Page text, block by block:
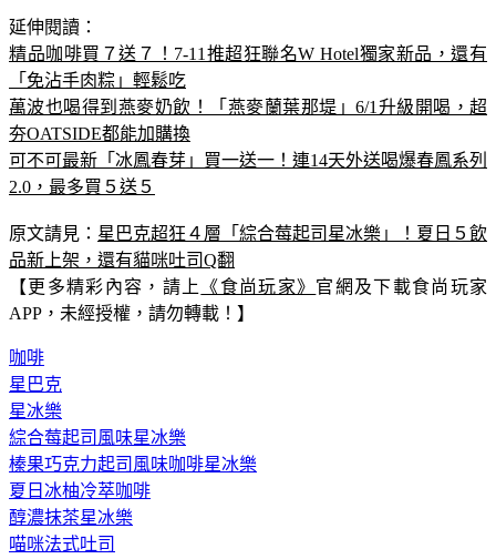
延伸閱讀：
精品咖啡買７送７！7-11推超狂聯名W Hotel獨家新品，還有
「免沾手肉粽」輕鬆吃
萬波也喝得到燕麥奶飲！「燕麥蘭葉那堤」6/1升級開喝，超
夯OATSIDE都能加購換
可不可最新「冰鳳春芽」買一送一！連14天外送喝爆春鳳系列
2.0，最多買５送５
原文請見： 星巴克超狂４層「綜合莓起司星冰樂」！夏日５飲
品新上架，還有貓咪吐司Q翻
【更多精彩內容，請上
《食尚玩家》 官網及下載食尚玩家
APP，未經授權，請勿轉載！】
咖啡
星巴克
星冰樂
綜合莓起司風味星冰樂
榛果巧克力起司風味咖啡星冰樂
夏日冰柚冷萃咖啡
醇濃抹茶星冰樂
喵咪法式吐司